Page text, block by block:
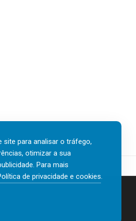
para analisar o tráfego,
otimizar a sua
Para mais
de privacidade e cookies.